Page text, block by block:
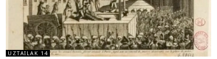
UZTAILAK 14